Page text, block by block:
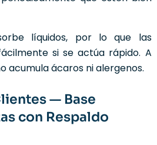
líquidos, por lo que las
si se actúa rápido. A
acumula ácaros ni alergenos.
— Base
con Respaldo